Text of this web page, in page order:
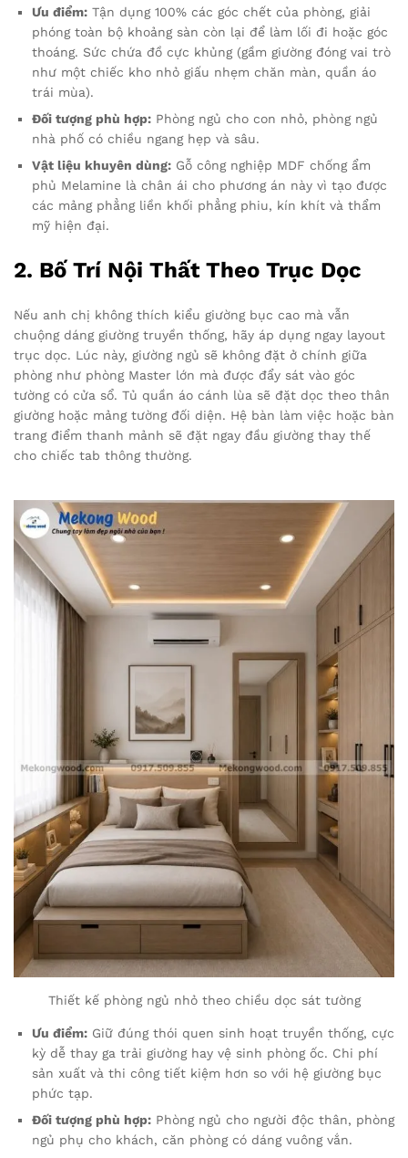
Ưu điểm: Tận dụng 100% các góc chết của phòng, giải
phóng toàn bộ khoảng sàn còn lại để làm lối đi hoặc góc
thoáng. Sức chứa đồ cực khủng (gầm giường đóng vai trò
như một chiếc kho nhỏ giấu nhẹm chăn màn, quần áo
trái mùa).
Đối tượng phù hợp: Phòng ngủ cho con nhỏ, phòng ngủ
nhà phố có chiều ngang hẹp và sâu.
Vật liệu khuyên dùng: Gỗ công nghiệp MDF chống ẩm
phủ Melamine là chân ái cho phương án này vì tạo được
các mảng phẳng liền khối phẳng phiu, kín khít và thẩm
mỹ hiện đại.
2. Bố Trí Nội Thất Theo Trục Dọc
Nếu anh chị không thích kiểu giường bục cao mà vẫn
chuộng dáng giường truyền thống, hãy áp dụng ngay layout
trục dọc. Lúc này, giường ngủ sẽ không đặt ở chính giữa
phòng như phòng Master lớn mà được đẩy sát vào góc
tường có cửa sổ. Tủ quần áo cánh lùa sẽ đặt dọc theo thân
giường hoặc mảng tường đối diện. Hệ bàn làm việc hoặc bàn
trang điểm thanh mảnh sẽ đặt ngay đầu giường thay thế
cho chiếc tab thông thường.
Thiết kế phòng ngủ nhỏ theo chiều dọc sát tường
Ưu điểm: Giữ đúng thói quen sinh hoạt truyền thống, cực
kỳ dễ thay ga trải giường hay vệ sinh phòng ốc. Chi phí
sản xuất và thi công tiết kiệm hơn so với hệ giường bục
phức tạp.
Đối tượng phù hợp: Phòng ngủ cho người độc thân, phòng
ngủ phụ cho khách, căn phòng có dáng vuông vắn.